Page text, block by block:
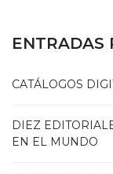
ENTRADAS
CATÁLOGOS
DIEZ
EN EL MUNDO